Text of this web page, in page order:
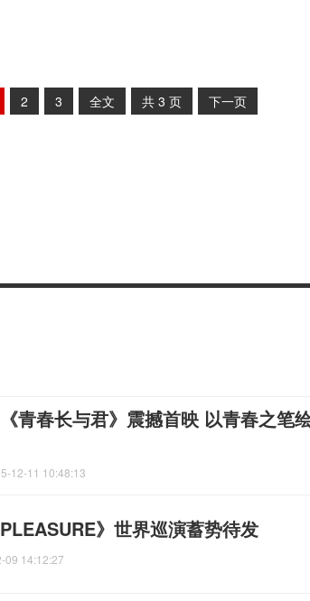
2 3 全文 共 3 页 下一页
青春长与君》震撼首映 以青春之笔
12-11 10:48:13
》世界巡演蓄势待发
09 14:12:27